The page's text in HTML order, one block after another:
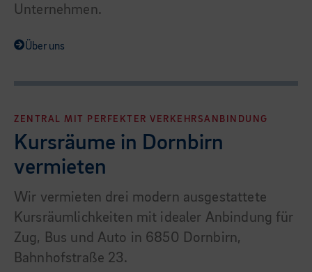
Unternehmen.
Über uns
ZENTRAL MIT PERFEKTER VERKEHRSANBINDUNG
Kursräume in Dornbirn
vermieten
Wir vermieten drei modern ausgestattete
Kursräumlichkeiten mit idealer Anbindung für
Zug, Bus und Auto in 6850 Dornbirn,
Bahnhofstraße 23.